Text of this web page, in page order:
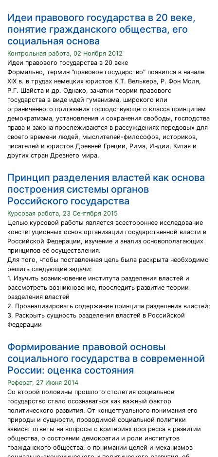
Идеи правового государства в 20 веке,
понятие гражданского общества, его
социальная основа
Контрольная работа, 02 Ноября 2012
Идеи правового государства в 20 веке
Формально, термин "правовое государство" появился в начале
XIX в. в трудах немецких юристов К.Т. Велькера, Р. Фон Моля,
Р.Г. Шайста и др. Однако, зачатки теории правового
государства в виде идей гуманизма, широкого или
ограниченного притязания господствующего класса принципам
демократизма, установления и сохранения свободы, господства
права и закона прослеживаются в рассуждениях передовых для
своего времени людей, мыслителей-философов, историков,
писателей и юристов Древней Греции, Рима, Индии, Китая и
других стран Древнего мира.
Принцип разделения властей как основа
построения системы органов
Российского государства
Курсовая работа, 23 Сентября 2015
Целью курсовой работы является всестороннее исследование
конституционных основ организации государственной власти в
Российской Федерации, изучение и анализ основополагающих
принципов её осуществления.
Для того, чтобы поставленная цель была раскрыта необходимо
решить следующие задачи:
1. Изучить возникновение института разделения властей и
рассмотреть возникновение, проследить развитие теории
разделения властей
2. Проанализировать содержание принципа разделения властей;
3. Раскрыть сущность разделения властей в Российской
Федерации
Формирование правовой основы
социального государства в современной
России: оценка состояния
Реферат, 27 Июня 2014
Со второй половины прошлого столетия социальное
государство стало осознаваться как важный фактор
политического развития. От концептуального понимания его
природы и сущности, проводимой социальной политики
зависят ответы на вопросы о критериях прогресса в развитии
общества, о состоянии демократии и роли институтов
гражданского общества, о понимании целей и механизмов